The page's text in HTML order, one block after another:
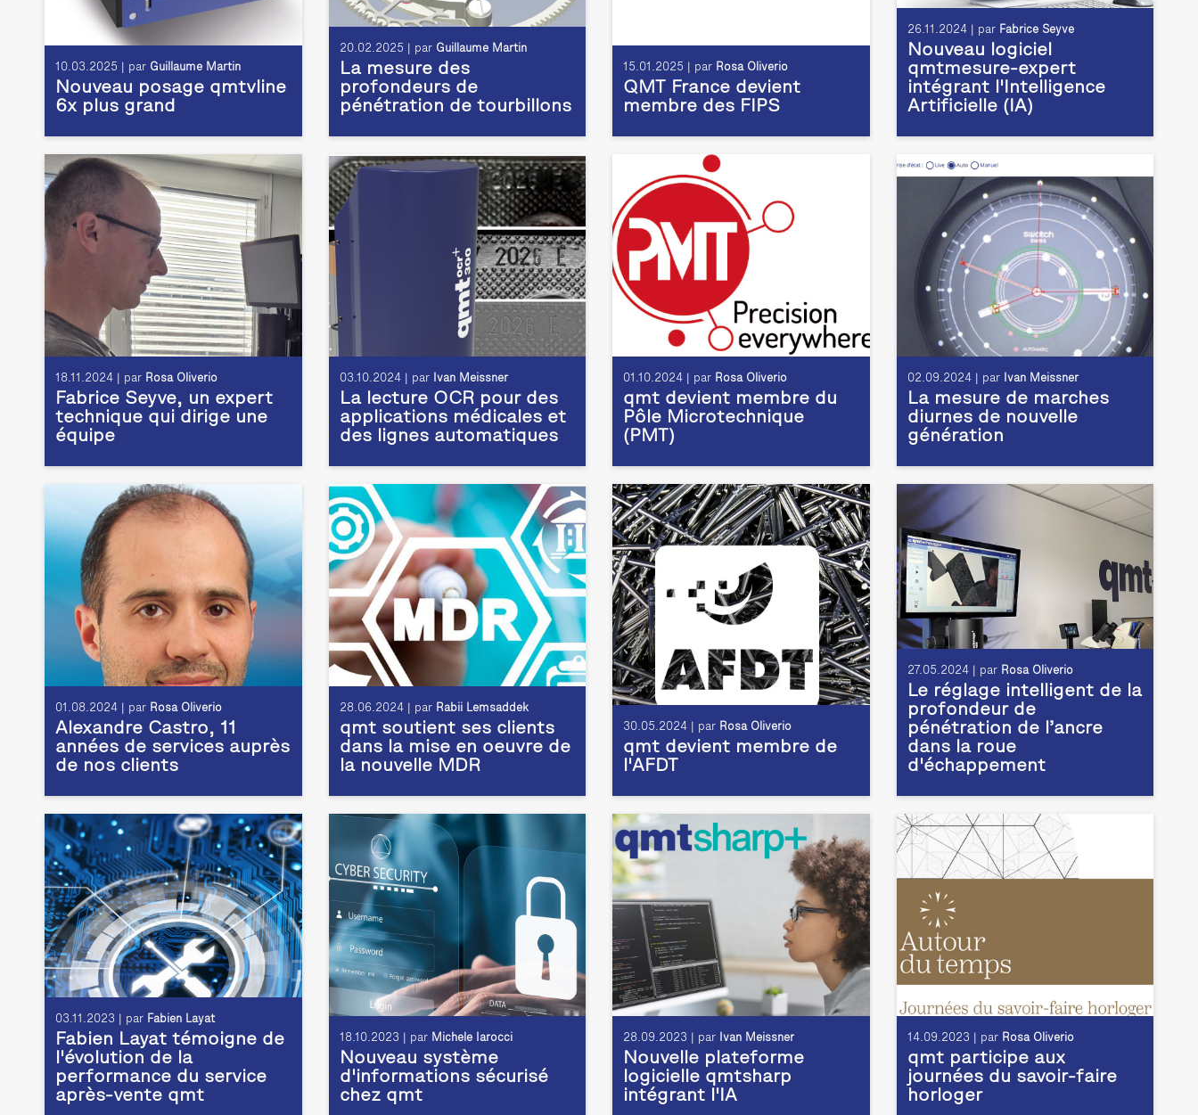
10.03.2025 | par Guillaume Martin
Nouveau posage qmtvline
6x plus grand
20.02.2025 | par Guillaume Martin
La mesure des
profondeurs de
pénétration de tourbillons
15.01.2025 | par Rosa Oliverio
QMT France devient
membre des FIPS
26.11.2024 | par Fabrice Seyve
Nouveau logiciel
qmtmesure-expert
intégrant l'Intelligence
Artificielle (IA)
18.11.2024 | par Rosa Oliverio
Fabrice Seyve, un expert
technique qui dirige une
équipe
03.10.2024 | par Ivan Meissner
La lecture OCR pour des
applications médicales et
des lignes automatiques
01.10.2024 | par Rosa Oliverio
qmt devient membre du
Pôle Microtechnique
(PMT)
02.09.2024 | par Ivan Meissner
La mesure de marches
diurnes de nouvelle
génération
01.08.2024 | par Rosa Oliverio
Alexandre Castro, 11
années de services auprès
de nos clients
28.06.2024 | par Rabii Lemsaddek
qmt soutient ses clients
dans la mise en oeuvre de
la nouvelle MDR
30.05.2024 | par Rosa Oliverio
qmt devient membre de
l'AFDT
27.05.2024 | par Rosa Oliverio
Le réglage intelligent de la
profondeur de
pénétration de l’ancre
dans la roue
d'échappement
03.11.2023 | par Fabien Layat
Fabien Layat témoigne de
l'évolution de la
performance du service
après-vente qmt
18.10.2023 | par Michele Iarocci
Nouveau système
d'informations sécurisé
chez qmt
28.09.2023 | par Ivan Meissner
Nouvelle plateforme
logicielle qmtsharp
intégrant l'IA
14.09.2023 | par Rosa Oliverio
qmt participe aux
journées du savoir-faire
horloger